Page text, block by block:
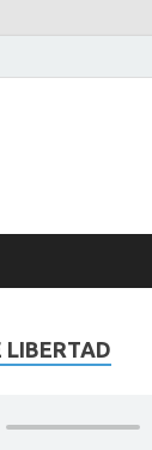
LIBERTAD